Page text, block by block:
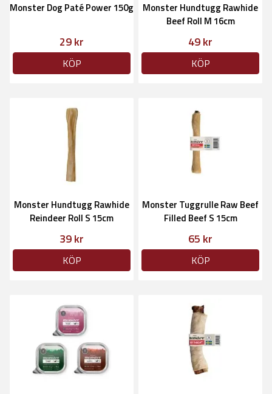
Monster Dog Paté Power 150g
29 kr
KÖP
Monster Hundtugg Rawhide
Beef Roll M 16cm
49 kr
KÖP
Monster Hundtugg Rawhide
Reindeer Roll S 15cm
39 kr
KÖP
Monster Tuggrulle Raw Beef
Filled Beef S 15cm
65 kr
KÖP